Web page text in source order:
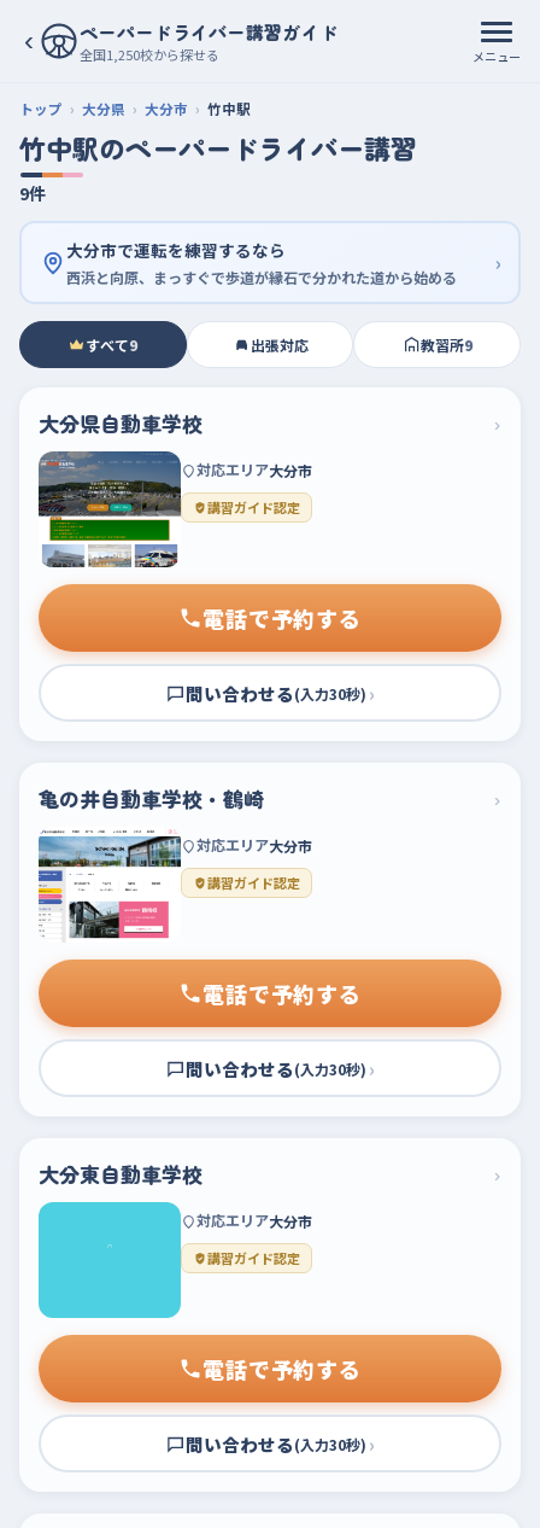
‹ ペーパードライバー講習ガイド
全国1,250校から探せる メニュー
トップ 大分県 大分市 竹中駅
竹中駅のペーパードライバー講習
9件
大分市で運転を練習するなら
西浜と向原、まっすぐで歩道が縁石で分かれた道から始める ›
すべて9 出張対応 教習所9
大分県自動車学校 ›
対応エリア大分市
講習ガイド認定
電話で予約する
問い合わせる(入力30秒) ›
亀の井自動車学校・鶴崎 ›
対応エリア大分市
講習ガイド認定
電話で予約する
問い合わせる(入力30秒) ›
大分東自動車学校 ›
対応エリア大分市
講習ガイド認定
電話で予約する
問い合わせる(入力30秒) ›